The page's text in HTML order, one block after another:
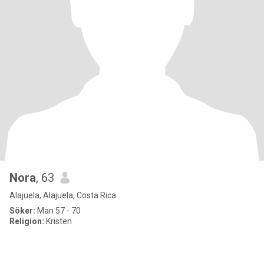
Nora, 63
Alajuela, Alajuela, Costa Rica
Söker: Man 57 - 70
Religion: Kristen